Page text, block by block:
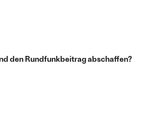
den Rundfunkbeitrag abschaffen?